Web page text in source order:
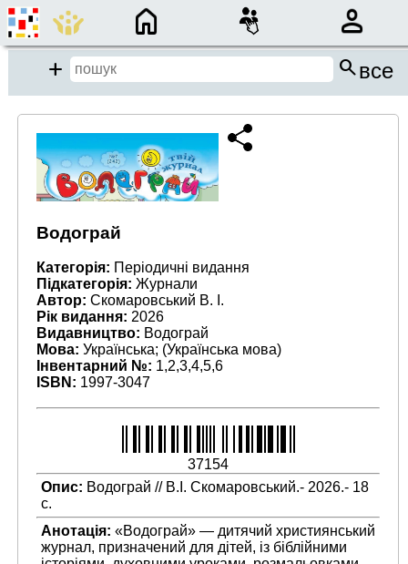
×
Add searchвсе
close
Місце пошуку:
Бібліотека
Період:
від до
Водограй
Категорія: Періодичні видання
Підкатегорія: Журнали
Автор: Скомаровський В. І.
Рік видання: 2026
Видавництво: Водограй
Мова: Українська; (Українська мова)
Інвентарний №: 1,2,3,4,5,6
ISBN: 1997-3047
37154
Опис: Водограй // В.І. Скомаровський.- 2026.- 18
с.
Анотація: «Водограй» — дитячий християнський
журнал, призначений для дітей, із біблійними